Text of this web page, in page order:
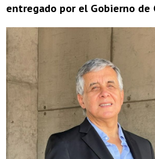
entregado por el Gobierno de